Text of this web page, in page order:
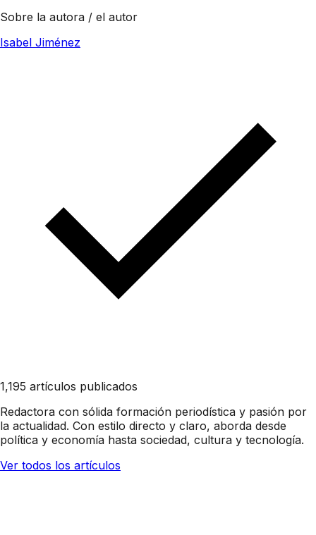
Sobre la autora / el autor
Isabel Jiménez
1,195 artículos publicados
Redactora con sólida formación periodística y pasión por
la actualidad. Con estilo directo y claro, aborda desde
política y economía hasta sociedad, cultura y tecnología.
Ver todos los artículos